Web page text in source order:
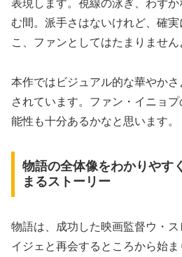
表現します。視線の泳ぎ、わず
む間。派手さはないけれど、確
こ、ファンとしてはたまりません
本作ではビジュアル的な華やか
されています。ファン・イニョ
能性も十分あるかなと思います。
物語の全体像をわかりやす
まるストーリー
物語は、成功した映画監督ウ・ス
イジェと再会するところから始